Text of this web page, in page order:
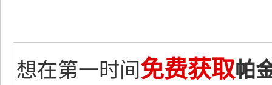
想在第一时间免费获取帕